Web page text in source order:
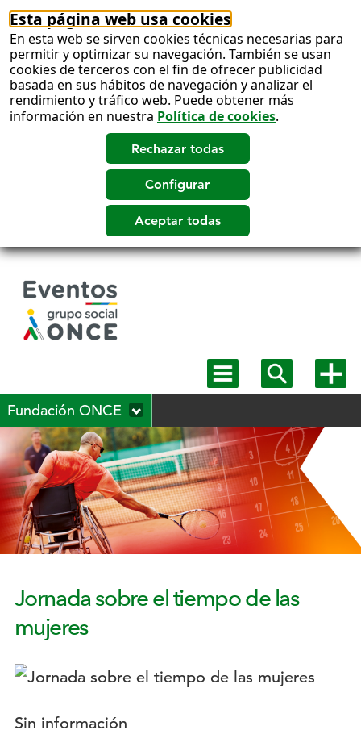
Esta página web usa cookies
En esta web se sirven cookies técnicas necesarias para
permitir y optimizar su navegación. También se usan
cookies de terceros con el fin de ofrecer publicidad
basada en sus hábitos de navegación y analizar el
rendimiento y tráfico web. Puede obtener más
información en nuestra Política de cookies.
Mostrar
menú
Mostrar
buscadormás
Fundación ONCE
Jornada sobre el tiempo de las
mujeres
Logotipo:
Descripción:
Sin información